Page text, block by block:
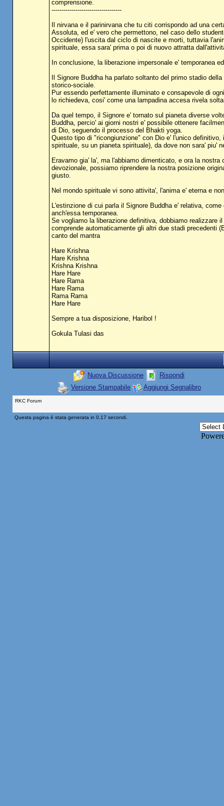
comprensione.
-----------------------------------
Il nirvana e il parinirvana che tu citi corrispondo ad una
Assoluta, ed e' vero che permettono, nel caso dello
Occidente) l'uscita dal ciclo di nascite e morti, tuttavia
spirituale, essa sara' prima o poi di nuovo attratta
In conclusione, la liberazione impersonale e' temporanea
Il Signore Buddha ha parlato soltanto del primo stadio
storico-sociale.
Pur essendo perfettamente illuminato e consapevole di
lo richiedeva, cosi' come una lampadina accesa rivela
Da quel tempo, il Signore e' tornato sul pianeta diverse
Buddha, percio' ai giorni nostri e' possibile ottenere
di Dio, seguendo il processo del Bhakti yoga.
Questo tipo di "ricongiunzione" con Dio e' l'unico
spirituale, su un pianeta spirituale), da dove non sara' piu'
Eravamo gia' la', ma l'abbiamo dimenticato, e ora la
devozionale, possiamo riprendere la nostra posizione
giusto.
Nel mondo spirituale vi sono attivita', l'anima e' eterna e
L'estinzione di cui parla il Signore Buddha e' relativa,
anch'essa temporanea.
Se vogliamo la liberazione definitiva, dobbiamo realizzare
comprende automaticamente gli altri due stadi precedenti
canto del mantra
Hare Krishna
Hare Krishna
Krishna Krishna
Hare Hare
Hare Rama
Hare Rama
Rama Rama
Hare Hare
Sempre a tua disposizione, Haribol !
Gokula Tulasi das
Nuova Discussione
Rispondi
Versione Stampabile
Aggiungi Segnalibro
RKC Forum
Questa pagina è stata generata in 0,17 secondi.